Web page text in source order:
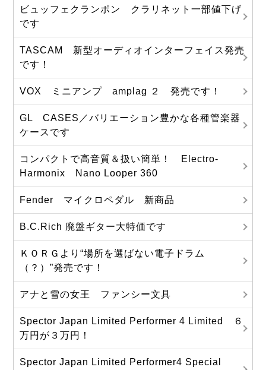
ビュッフェクランポン クラリネット一部値下げ
です
TASCAM 新型オーディオインターフェイス発売
です！
VOX ミニアンプ amplag ２ 発売です！
GL CASES／バリエーション豊かな各種管楽器
ケースです
コンパクトで高音質＆扱い簡単！ Electro-
Harmonix Nano Looper 360
Fender マイクロペダル 新商品
B.C.Rich 廃盤ギター大特価です
ＫＯＲＧより“場所を選ばない電子ドラム
（？）”発売です！
アナと雪の女王 ファンシー文具
Spector Japan Limited Performer 4 Limited ６
万円が３万円！
Spector Japan Limited Performer4 Special